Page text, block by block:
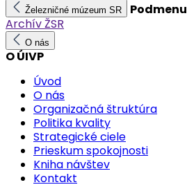
Železničné múzeum SR
Podmenu
Archív ŽSR
O nás
O ÚIVP
Úvod
O nás
Organizačná štruktúra
Politika kvality
Strategické ciele
Prieskum spokojnosti
Kniha návštev
Kontakt